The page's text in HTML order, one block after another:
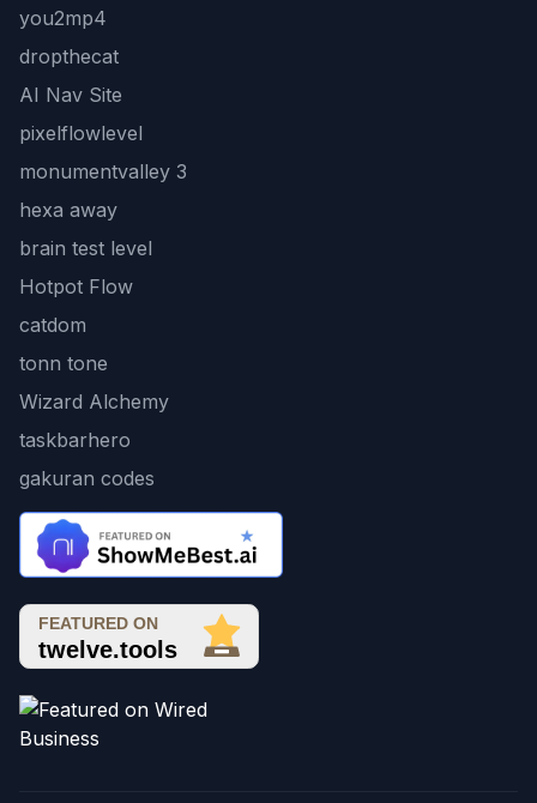
you2mp4
dropthecat
AI Nav Site
pixelflowlevel
monumentvalley 3
hexa away
brain test level
Hotpot Flow
catdom
tonn tone
Wizard Alchemy
taskbarhero
gakuran codes